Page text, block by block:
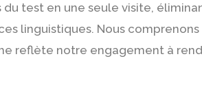
test en une seule visite,
linguistiques. Nous
reflète notre engagement à